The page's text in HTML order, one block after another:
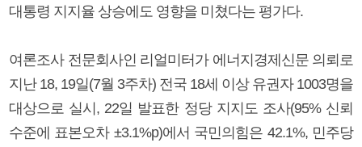
대통령 지지율 상승에도 영향을 미쳤다는 평가다.
여론조사 전문회사인 리얼미터가 에너지경제신문 의뢰로
지난 18, 19일(7월 3주차) 전국 18세 이상 유권자 1003명을
대상으로 실시, 22일 발표한 정당 지지도 조사(95% 신뢰
수준에 표본오차 ±3.1%p)에서 국민의힘은 42.1%, 민주당